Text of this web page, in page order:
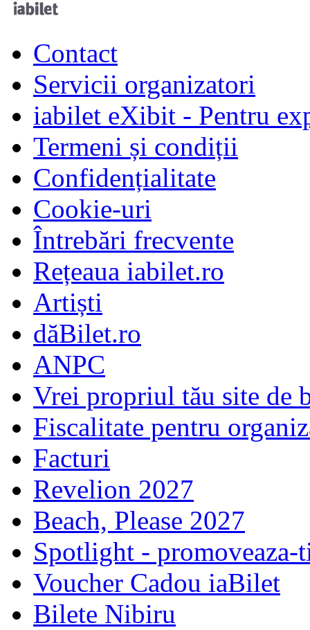
Contact
Servicii organizatori
iabilet eXibit - Pentru
Termeni și condiții
Confidențialitate
Cookie-uri
Întrebări frecvente
Rețeaua iabilet.ro
Artiști
dăBilet.ro
ANPC
Vrei propriul tău site de
Fiscalitate pentru
Facturi
Revelion 2027
Beach, Please 2027
Spotlight - promoveaza-
Voucher Cadou iaBilet
Bilete Nibiru